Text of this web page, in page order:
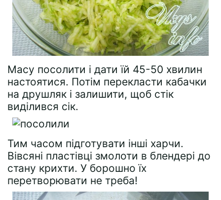
Масу посолити і дати їй 45-50 хвилин
настоятися. Потім перекласти кабачки
на друшляк і залишити, щоб стік
виділився сік.
Тим часом підготувати інші харчи.
Вівсяні пластівці змолоти в блендері до
стану крихти. У борошно їх
перетворювати не треба!